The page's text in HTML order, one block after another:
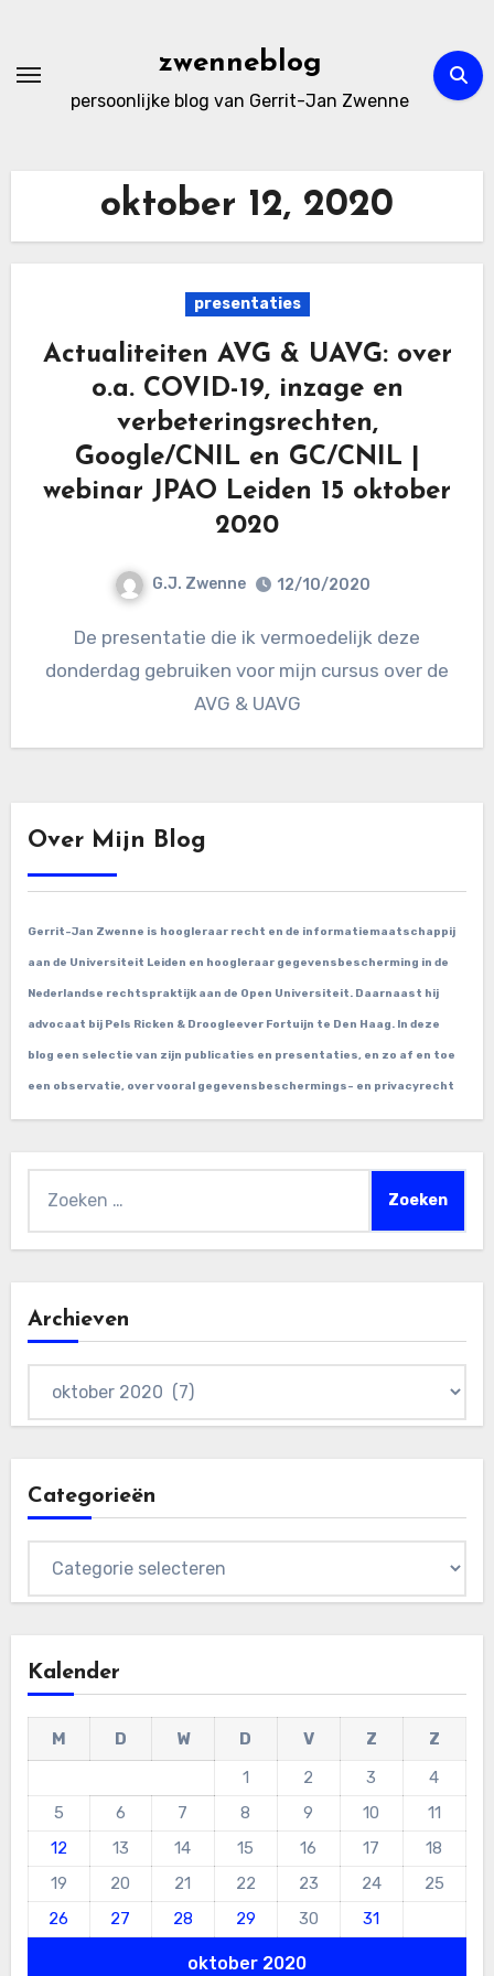
de
zwenneblog
persoonlijke blog van Gerrit-Jan Zwenne
oktober 12, 2020
presentaties
Actualiteiten AVG & UAVG: over
o.a. COVID-19, inzage en
verbeteringsrechten,
Google/CNIL en GC/CNIL |
webinar JPAO Leiden 15 oktober
2020
G.J. Zwenne 12/10/2020
De presentatie die ik vermoedelijk deze
donderdag gebruiken voor mijn cursus over de
AVG & UAVG
Over Mijn Blog
Gerrit-Jan Zwenne is hoogleraar recht en de informatiemaatschappij
aan de Universiteit Leiden en hoogleraar gegevensbescherming in de
Nederlandse rechtspraktijk aan de Open Universiteit. Daarnaast hij
advocaat bij Pels Ricken & Droogleever Fortuijn te Den Haag. In deze
blog een selectie van zijn publicaties en presentaties, en zo af en toe
een observatie, over vooral gegevensbeschermings- en privacyrecht
naar:
Archieven
Categorieën
Kalender
oktober 2020
M D W D V Z
Z
1
2 3
4
5
6 7 8 9 10
11
12
13 14 15 16 17
18
19
20 21 22 23 24
25
26
27 28 29 30 31